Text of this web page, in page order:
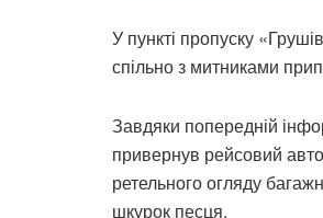
У пункті пропуску
спільно з митниками
Завдяки попередній
привернув рейсовий
ретельного огляду
шкурок песця.